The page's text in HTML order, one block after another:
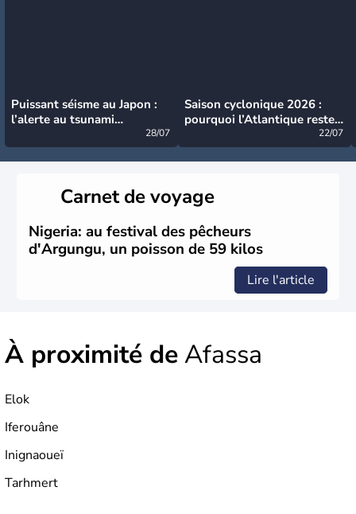
Puissant séisme au Japon :
l’alerte au tsunami
28/07
Saison cyclonique 2026 :
pourquoi l’Atlantique reste
22/07
Carnet de voyage
Nigeria: au festival des pêcheurs
d'Argungu, un poisson de 59 kilos
Lire l'article
À proximité deAfassa
Elok
Iferouâne
Inignaoueï
Tarhmert